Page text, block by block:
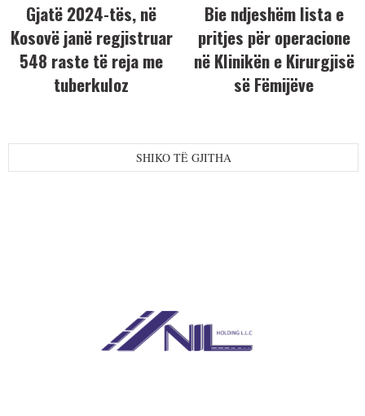
Gjatë 2024-tës, në
Kosovë janë regjistruar
548 raste të reja me
tuberkuloz
Bie ndjeshëm lista e
pritjes për operacione
në Klinikën e Kirurgjisë
së Fëmijëve
SHIKO TË GJITHA